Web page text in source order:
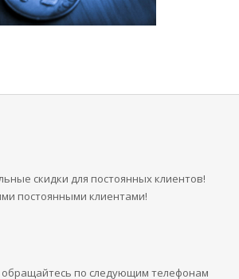
скидки для постоянных клиентов!
постоянными клиентами!
по следующим телефонам